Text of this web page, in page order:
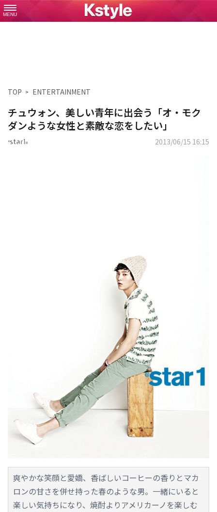
MENU
TOP ENTERTAINMENT
チュウォン、美しい青年に出会う「オ・モク
ダンような女性と素敵な恋をしたい」
2013/06/15 16:15
爽やかな笑顔と愛嬌、香ばしいコーヒーの香りとマカ
ロンの甘さを併せ持った春のような男。一緒にいると
楽しい気持ちになり、焼酎よりアメリカーノを楽しむ